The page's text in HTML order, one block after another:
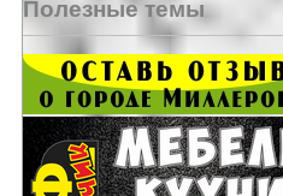
Полезные темы